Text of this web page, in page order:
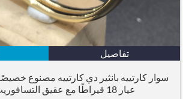
تفاصيل
سوار كارتييه بانثير دي كارتييه مصنوع
عيار 18 قيراطًا مع عقيق التسافوريت والعقيق